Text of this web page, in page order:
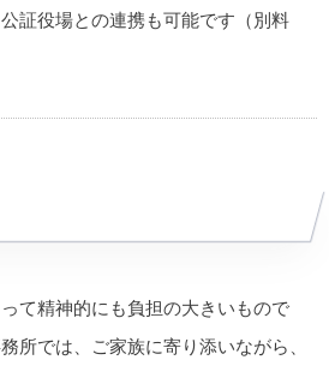
証役場との連携も可能です（別料
て精神的にも負担の大きいもので
所では、ご家族に寄り添いながら、